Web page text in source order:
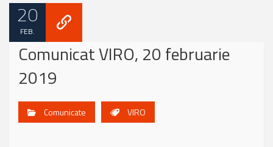
20
FEB.
Comunicat VIRO, 20 februarie
2019
Comunicate VIRO